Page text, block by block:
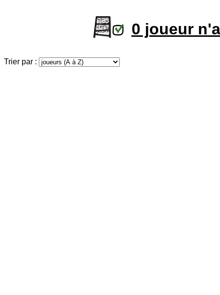
0 joueur
Trier par :